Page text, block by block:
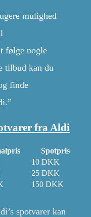
mulighed
følge nogle
tilbud kan du
finde
fra Aldi
Spotpris
10 DKK
25 DKK
150 DKK
spotvarer kan